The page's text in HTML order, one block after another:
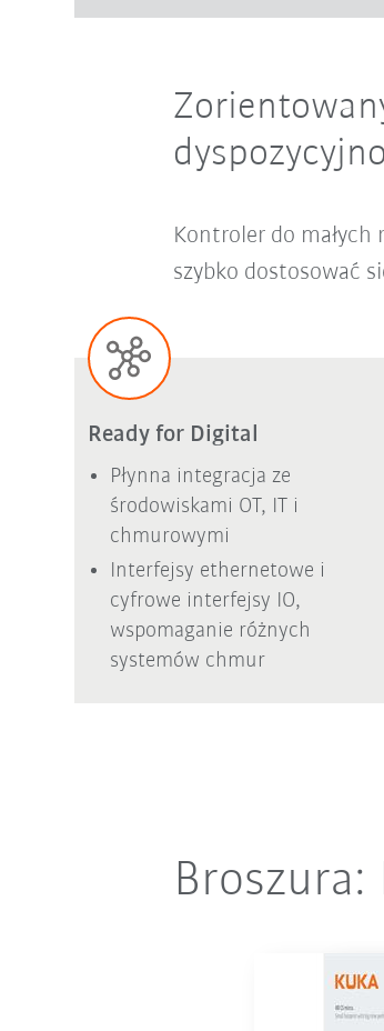
Kontroler do małych
szybko dostosować
Ready for Digital
Płynna integracja ze
środowiskami OT, IT i
chmurowymi
Interfejsy ethernetowe i
cyfrowe interfejsy IO,
wspomaganie różnych
systemów chmur
Broszura: